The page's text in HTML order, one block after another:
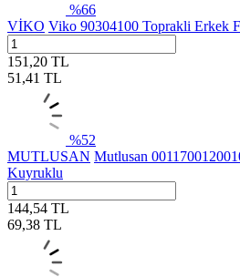
%66
VİKO Viko 90304100 Toprakli Erkek
151,20 TL
51,41 TL
%52
MUTLUSAN Mutlusan
Kuyruklu
144,54 TL
69,38 TL